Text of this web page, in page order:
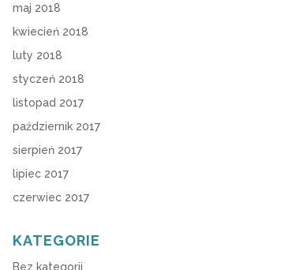
maj 2018
kwiecień 2018
luty 2018
styczeń 2018
listopad 2017
październik 2017
sierpień 2017
lipiec 2017
czerwiec 2017
KATEGORIE
Bez kategorii